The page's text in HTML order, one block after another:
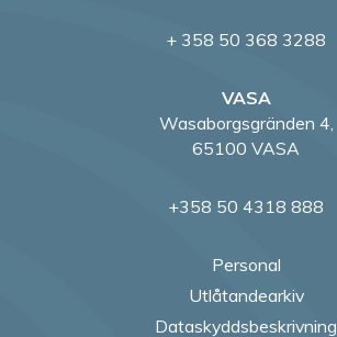
+ 358 50 368 3288
VASA
Wasaborgsgränden 4,
65100 VASA
+358 50 4318 888
Personal
Utlåtandearkiv
Dataskyddsbeskrivning